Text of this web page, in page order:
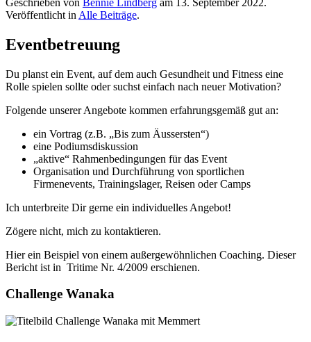
Veröffentlicht in Alle Beiträge.
Eventbetreuung
Du planst ein Event, auf dem auch Gesundheit und Fitness eine
Rolle spielen sollte oder suchst einfach nach neuer Motivation?
Folgende unserer Angebote kommen erfahrungsgemäß gut an:
ein Vortrag (z.B. „Bis zum Äussersten“)
eine Podiumsdiskussion
„aktive“ Rahmenbedingungen für das Event
Organisation und Durchführung von sportlichen
Firmenevents, Trainingslager, Reisen oder Camps
Ich unterbreite Dir gerne ein individuelles Angebot!
Zögere nicht, mich zu kontaktieren.
Hier ein Beispiel von einem außergewöhnlichen Coaching. Dieser
Bericht ist in Tritime Nr. 4/2009 erschienen.
Challenge Wanaka